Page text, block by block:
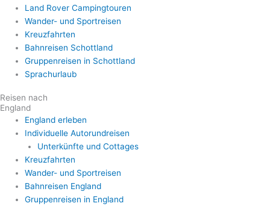
Land Rover Campingtouren
Wander- und Sportreisen
Kreuzfahrten
Bahnreisen Schottland
Gruppenreisen in Schottland
Sprachurlaub
Reisen nach
England
England erleben
Individuelle Autorundreisen
Unterkünfte und Cottages
Kreuzfahrten
Wander- und Sportreisen
Bahnreisen England
Gruppenreisen in England